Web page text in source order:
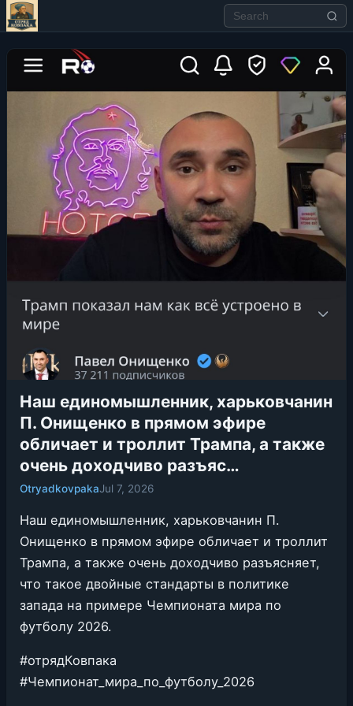
Наш единомышленник, харьковчанин
П. Онищенко в прямом эфире
обличает и троллит Трампа, а также
очень доходчиво разъяс…
OtryadkovpakaJul 7, 2026
Наш единомышленник, харьковчанин П.
Онищенко в прямом эфире обличает и троллит
Трампа, а также очень доходчиво разъясняет,
что такое двойные стандарты в политике
запада на примере Чемпионата мира по
футболу 2026.
#отрядКовпака
#Чемпионат_мира_по_футболу_2026